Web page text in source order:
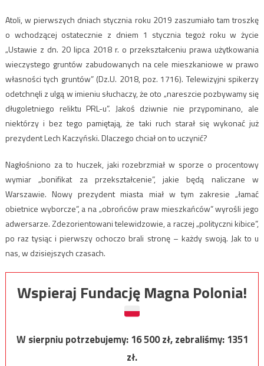
Atoli, w pierwszych dniach stycznia roku 2019 zaszumiało tam troszkę
o wchodzącej ostatecznie z dniem 1 stycznia tegoż roku w życie
„Ustawie z dn. 20 lipca 2018 r. o przekształceniu prawa użytkowania
wieczystego gruntów zabudowanych na cele mieszkaniowe w prawo
własności tych gruntów” (Dz.U. 2018, poz. 1716). Telewizyjni spikerzy
odetchnęli z ulgą w imieniu słuchaczy, że oto „nareszcie pozbywamy się
długoletniego reliktu PRL-u”. Jakoś dziwnie nie przypominano, ale
niektórzy i bez tego pamiętają, że taki ruch starał się wykonać już
prezydent Lech Kaczyński. Dlaczego chciał on to uczynić?
Nagłośniono za to huczek, jaki rozebrzmiał w sporze o procentowy
wymiar „bonifikat za przekształcenie”, jakie będą naliczane w
Warszawie. Nowy prezydent miasta miał w tym zakresie „łamać
obietnice wyborcze”, a na „obrońców praw mieszkańców” wyrośli jego
adwersarze. Zdezorientowani telewidzowie, a raczej „polityczni kibice”,
po raz tysiąc i pierwszy ochoczo brali stronę – każdy swoją. Jak to u
nas, w dzisiejszych czasach.
Wspieraj Fundację Magna Polonia!
W sierpniu potrzebujemy:16 500zł, zebraliśmy:1351
zł.